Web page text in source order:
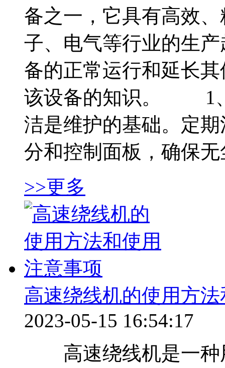
备之一，它具有高效
子、电气等行业的生
备的正常运行和延长
该设备的知识。 1、
洁是维护的基础。定
分和控制面板，确保
>>更多
高速绕线机的使用方
2023-05-15 16:54:17
高速绕线机是一种